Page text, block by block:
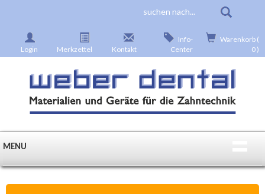
Login Merkzettel Kontakt
Info-
Center
Warenkorb (
0 )
MENU